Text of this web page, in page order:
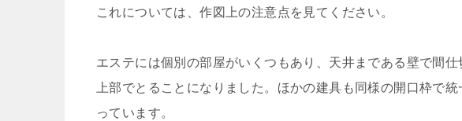
これについては、作図上の注意点を見てください。
エステには個別の部屋がいくつもあり、天井まである壁で間
上部でとることになりました。ほかの建具も同様の開口枠で
っています。